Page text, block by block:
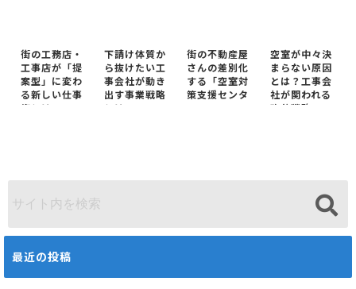
街の工務店・
工事店が「提
案型」に変わ
る新しい仕事
術とは
下請け体質か
ら抜けたい工
事会社が動き
出す事業戦略
とは
街の不動産屋
さんの差別化
する「空室対
策支援センタ
空室が中々決
まらない原因
とは？工事会
社が関われる
改善戦略
最近の投稿